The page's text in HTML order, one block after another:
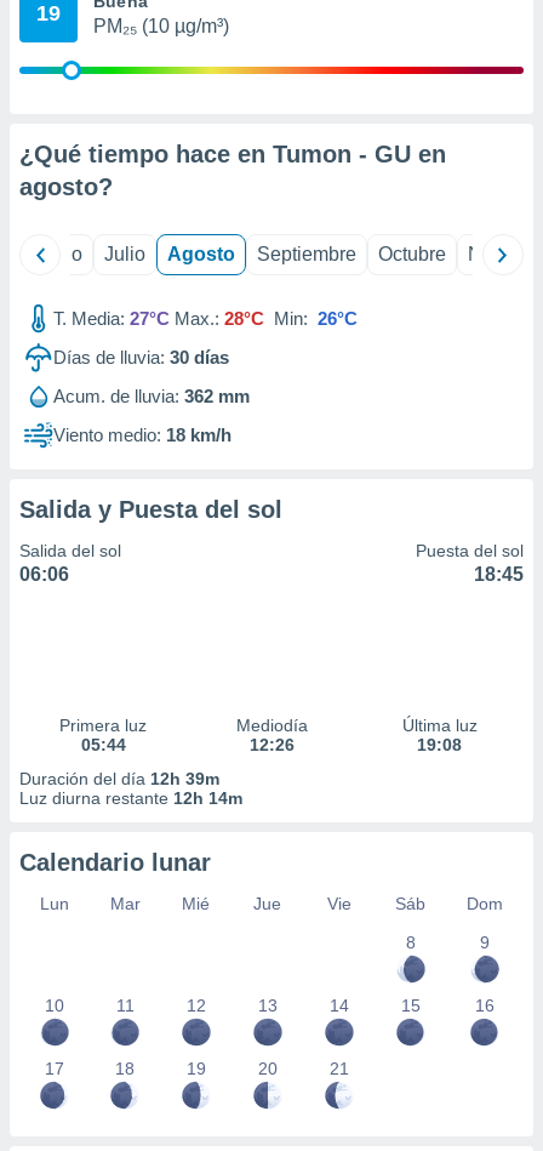
publicidad
publicidad
1199
19
PM₂₅ (10 µg/m³)
¿Qué tiempo hace en Tumon - GU en
agosto?
Junio Julio Agosto Septiembre Octubre
T. Media: 27°C Max.: 28°C Min: 26°C
Días de lluvia: 30 días
Acum. de lluvia: 362 mm
Viento medio: 18 km/h
Salida y Puesta del sol
Salida del sol
06:06
Puesta del sol
18:45
Primera luz
05:44
Mediodía
12:26
Última luz
19:08
Duración del día 12h 39m
Luz diurna restante 12h 14m
Calendario lunar
Lun Mar Mié Jue Vie Sáb
Dom
8
9
10 11 12 13 14 15 16
17 18 19 20 21